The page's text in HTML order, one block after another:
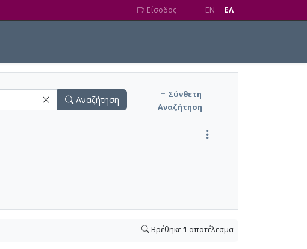
Είσοδος EN EΛ
Αναζήτηση
Σύνθετη
Αναζήτηση
Βρέθηκε1 αποτέλεσμα